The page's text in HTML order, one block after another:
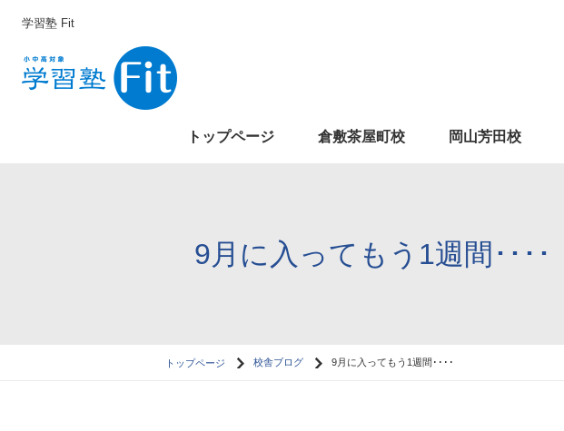
学習塾 Fit
トップページ 倉敷茶屋町校 岡山芳田校
9月に入ってもう1週間････
トップページ 校舎ブログ 9月に入ってもう1週間････